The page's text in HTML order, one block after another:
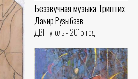
Беззвучная музыка Триптих
Дамир Рузыбаев
ДВП, уголь - 2015 год